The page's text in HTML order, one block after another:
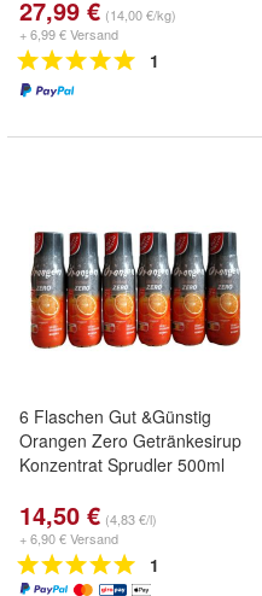
27,99 € (14,00 €/kg)
+ 6,99 € Versand
1
6 Flaschen Gut &Günstig
Orangen Zero Getränkesirup
Konzentrat Sprudler 500ml
14,50 € (4,83 €/l)
+ 6,90 € Versand
1